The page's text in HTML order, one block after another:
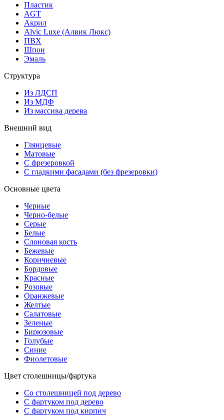
Пластик
AGT
Акрил
Alvic Luxe (Алвик Люкс)
ПВХ
Шпон
Эмаль
Структура
Из ЛДСП
Из МДФ
Из массива дерева
Внешний вид
Глянцевые
Матовые
С фрезеровкой
С гладкими фасадами (без фрезеровки)
Основные цвета
Черные
Черно-белые
Серые
Белые
Слоновая кость
Бежевые
Коричневые
Бордовые
Красные
Розовые
Оранжевые
Желтые
Салатовые
Зеленые
Бирюзовые
Голубые
Синие
Фиолетовые
Цвет столешницы/фартука
Со столешницей под дерево
С фартуком под дерево
С фартуком под кирпич